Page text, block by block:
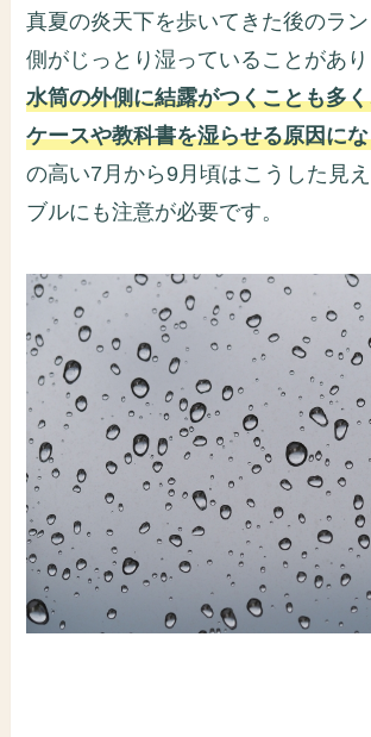
真夏の炎天下を歩いてきた後のラ
側がじっとり湿っていることがあ
水筒の外側に結露がつくことも多
ケースや教科書を湿らせる原因に
の高い7月から9月頃はこうした見
ブルにも注意が必要です。